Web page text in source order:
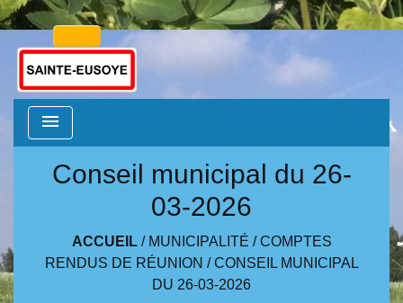
menu
Conseil municipal du 26-
03-2026
ACCUEIL/ MUNICIPALITÉ /COMPTES
RENDUS DE RÉUNION /CONSEIL MUNICIPAL
DU 26-03-2026